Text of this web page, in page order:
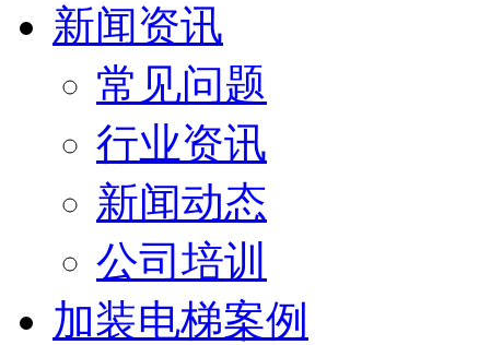
新闻资讯
常见问题
行业资讯
新闻动态
公司培训
加装电梯案例